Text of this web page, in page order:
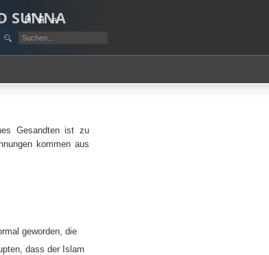
SUNNA
Gesandten ist zu
kommen aus
geworden, die
dass der Islam